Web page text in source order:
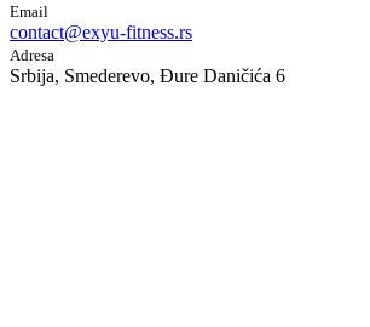
Email
contact@exyu-fitness.rs
Adresa
Srbija, Smederevo, Đure Daničića 6